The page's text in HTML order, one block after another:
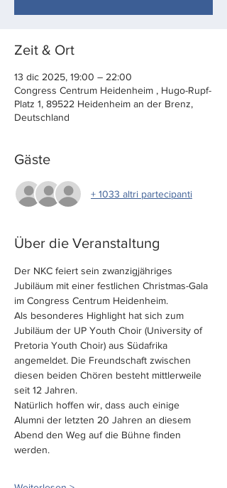
Zeit & Ort
13 dic 2025, 19:00 – 22:00
Congress Centrum Heidenheim , Hugo-Rupf-
Platz 1, 89522 Heidenheim an der Brenz,
Deutschland
Gäste
+ 1033 altri partecipanti
Über die Veranstaltung
Der NKC feiert sein zwanzigjähriges
Jubiläum mit einer festlichen Christmas-Gala
im Congress Centrum Heidenheim.
Als besonderes Highlight hat sich zum
Jubiläum der UP Youth Choir (University of
Pretoria Youth Choir) aus Südafrika
angemeldet. Die Freundschaft zwischen
diesen beiden Chören besteht mittlerweile
seit 12 Jahren.
Natürlich hoffen wir, dass auch einige
Alumni der letzten 20 Jahren an diesem
Abend den Weg auf die Bühne finden
werden.